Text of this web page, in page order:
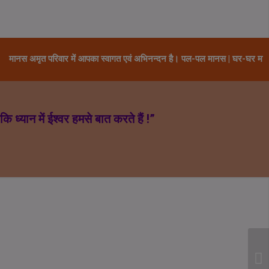
परिवार में आपका स्वागत एवं अभिनन्दन है। पल-पल मानस | घर-घर मानस !!
ध्यान में ईश्वर हमसे बात करते हैं !”